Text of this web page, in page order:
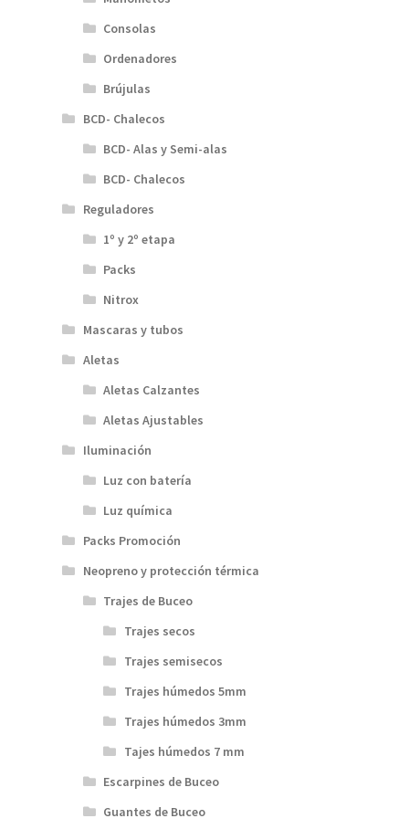
Consolas
Ordenadores
Brújulas
BCD- Chalecos
BCD- Alas y Semi-alas
BCD- Chalecos
Reguladores
1º y 2º etapa
Packs
Nitrox
Mascaras y tubos
Aletas
Aletas Calzantes
Aletas Ajustables
Iluminación
Luz con batería
Luz química
Packs Promoción
Neopreno y protección térmica
Trajes de Buceo
Trajes secos
Trajes semisecos
Trajes húmedos 5mm
Trajes húmedos 3mm
Tajes húmedos 7 mm
Escarpines de Buceo
Guantes de Buceo